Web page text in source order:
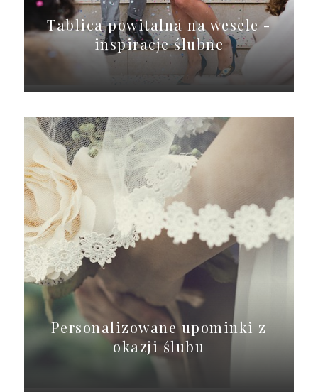
Tablica powitalna na wesele -
inspiracje ślubne
Personalizowane upominki z
okazji ślubu